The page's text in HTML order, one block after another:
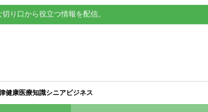
り口から役立つ情報を配信。
健康医療知識シニアビジネス